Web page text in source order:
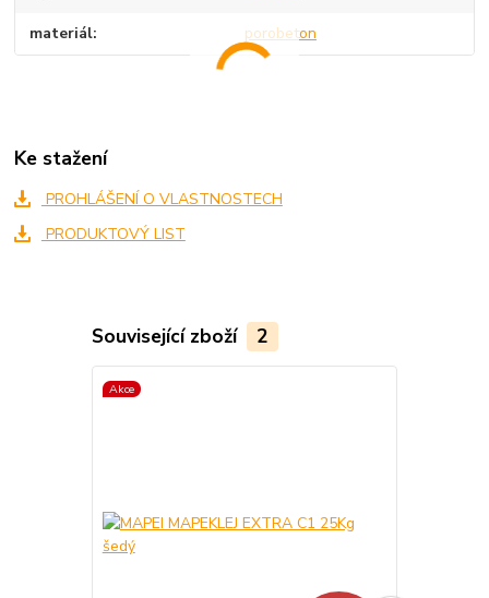
materiál porobeton
Ke stažení
PROHLÁŠENÍ O VLASTNOSTECH
PRODUKTOVÝ LIST
Související zboží 2
Akce